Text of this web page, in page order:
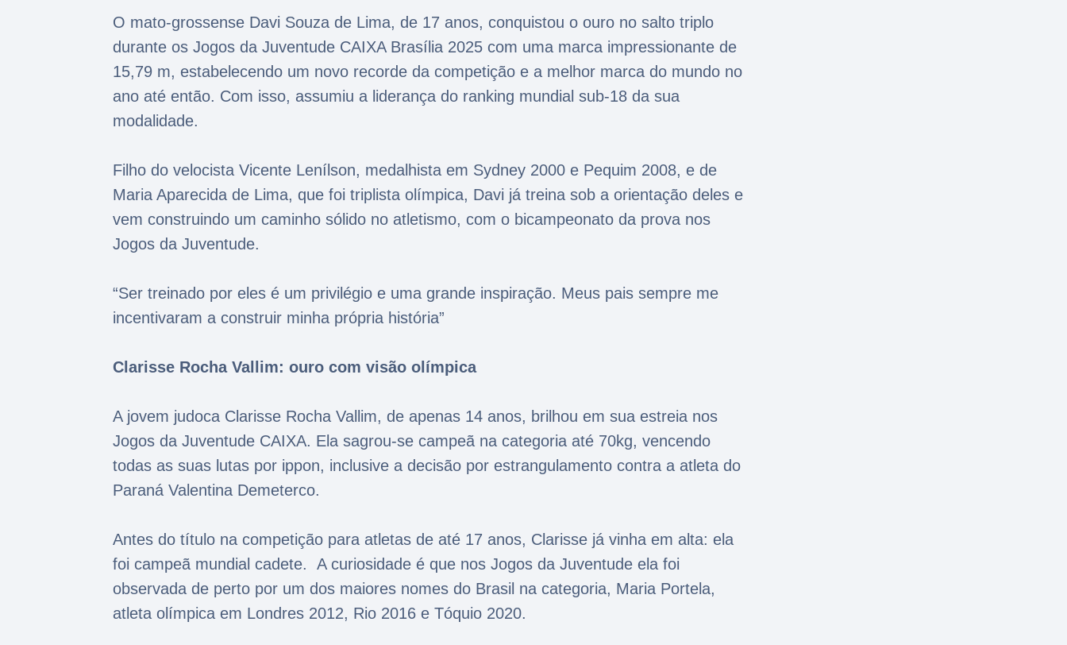
O mato-grossense Davi Souza de Lima, de 17 anos, conquistou o ouro no salto triplo
durante os Jogos da Juventude CAIXA Brasília 2025 com uma marca impressionante de
15,79 m, estabelecendo um novo recorde da competição e a melhor marca do mundo no
ano até então. Com isso, assumiu a liderança do ranking mundial sub-18 da sua
modalidade.
Filho do velocista Vicente Lenílson, medalhista em Sydney 2000 e Pequim 2008, e de
Maria Aparecida de Lima, que foi triplista olímpica, Davi já treina sob a orientação deles e
vem construindo um caminho sólido no atletismo, com o bicampeonato da prova nos
Jogos da Juventude.
“Ser treinado por eles é um privilégio e uma grande inspiração. Meus pais sempre me
incentivaram a construir minha própria história”
Clarisse Rocha Vallim: ouro com visão olímpica
A jovem judoca Clarisse Rocha Vallim, de apenas 14 anos, brilhou em sua estreia nos
Jogos da Juventude CAIXA. Ela sagrou-se campeã na categoria até 70kg, vencendo
todas as suas lutas por ippon, inclusive a decisão por estrangulamento contra a atleta do
Paraná Valentina Demeterco.
Antes do título na competição para atletas de até 17 anos, Clarisse já vinha em alta: ela
foi campeã mundial cadete. A curiosidade é que nos Jogos da Juventude ela foi
observada de perto por um dos maiores nomes do Brasil na categoria, Maria Portela,
atleta olímpica em Londres 2012, Rio 2016 e Tóquio 2020.